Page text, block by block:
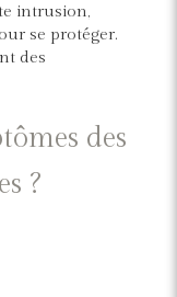
intrusion,
se protéger.
des
des
?